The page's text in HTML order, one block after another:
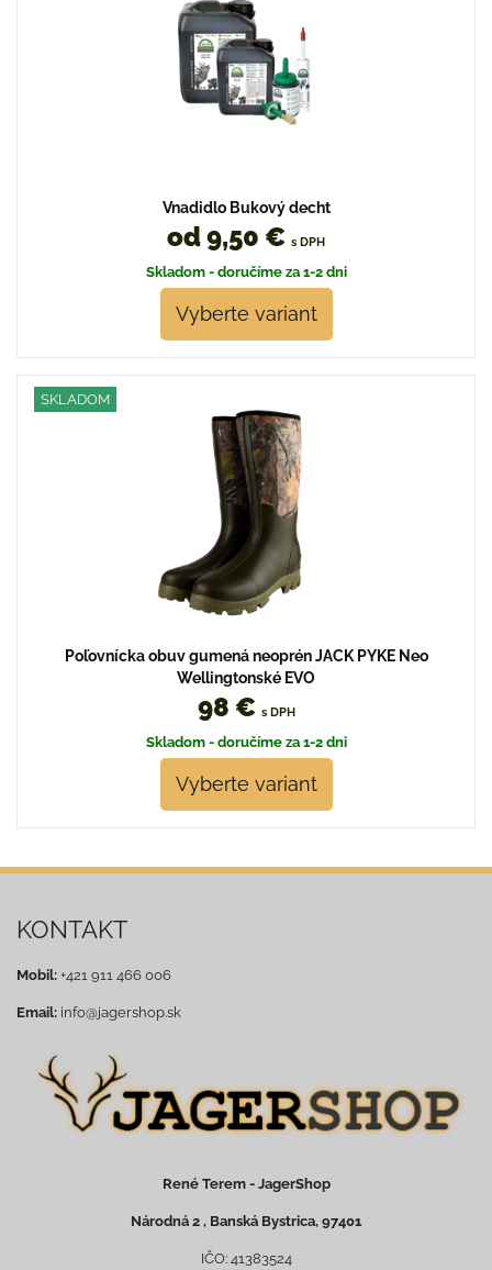
Vnadidlo Bukový decht
od 9,50 € s DPH
Skladom - doručíme za 1-2 dni
Vyberte variant
SKLADOM
Poľovnícka obuv gumená neoprén JACK PYKE Neo
Wellingtonské EVO
98 € s DPH
Skladom - doručíme za 1-2 dni
Vyberte variant
KONTAKT
Mobil: +421 911 466 006
Email: info@jagershop.sk
René Terem - JagerShop
Národná 2 , Banská Bystrica, 97401
IČO: 41383524